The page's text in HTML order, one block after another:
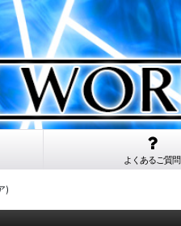
よくあるご質問
)